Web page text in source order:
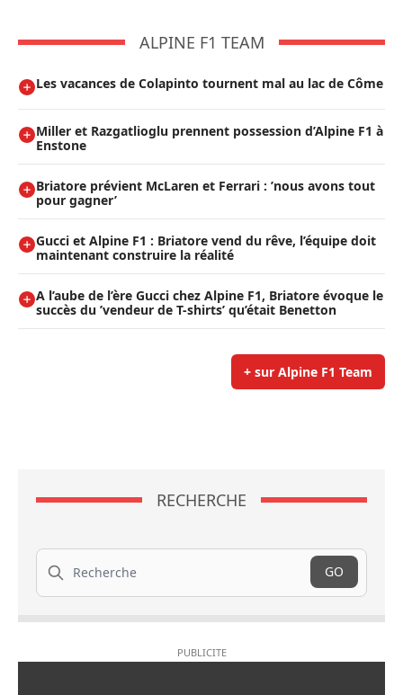
ALPINE F1 TEAM
Les vacances de Colapinto tournent mal au lac de Côme
Miller et Razgatlioglu prennent possession d’Alpine F1 à
Enstone
Briatore prévient McLaren et Ferrari : ’nous avons tout
pour gagner’
Gucci et Alpine F1 : Briatore vend du rêve, l’équipe doit
maintenant construire la réalité
A l’aube de l’ère Gucci chez Alpine F1, Briatore évoque le
succès du ’vendeur de T-shirts’ qu’était Benetton
+ sur Alpine F1 Team
RECHERCHE
Recherche
GO